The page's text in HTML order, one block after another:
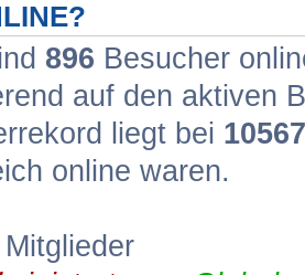
896 Besucher
auf den aktiven
liegt bei 10567
online waren.